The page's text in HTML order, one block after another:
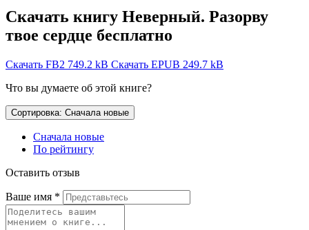
Скачать книгу Неверный. Разорву
твое сердце бесплатно
Скачать FB2 749.2 kB Скачать EPUB 249.7 kB
Что вы думаете об этой книге?
Сортировка: Сначала новые
Сначала новые
По рейтингу
Оставить отзыв
Ваше имя *